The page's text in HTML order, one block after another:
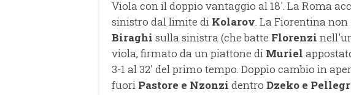
Viola con il doppio vantaggio al 18'. La Roma
sinistro dal limite di Kolarov. La Fiorentina
Biraghi sulla sinistra (che batte Florenzi
viola, firmato da un piattone di Muriel
3-1 al 32' del primo tempo. Doppio cambio in
fuori Pastore e Nzonzi dentro Dzeko e